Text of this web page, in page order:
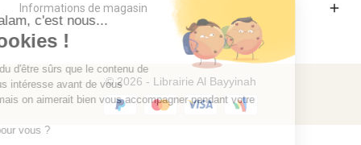
Informations de magasin 
© 2026 - Librairie Al Bayyinah